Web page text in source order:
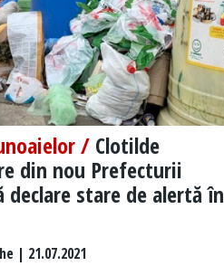
/ Clotilde
din nou Prefecturii
declare stare de alertă în
| 21.07.2021